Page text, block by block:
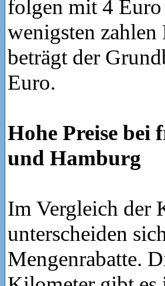
folgen mit 4
wenigsten
beträgt der
Euro.
Hohe Preise
und Hamburg
Im Vergleich der
unterscheiden
Mengenrabatte.